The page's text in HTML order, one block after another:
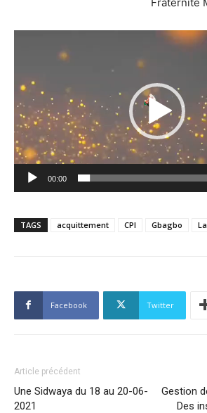
Lecteur
00:00
TAGS acquittement CPI Gbagbo
Facebook Twitter
Article précédent
Une Sidwaya du 18 au 20-06-
2021
Gestion
Des